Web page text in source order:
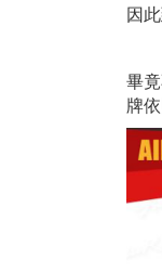
因
畢
牌